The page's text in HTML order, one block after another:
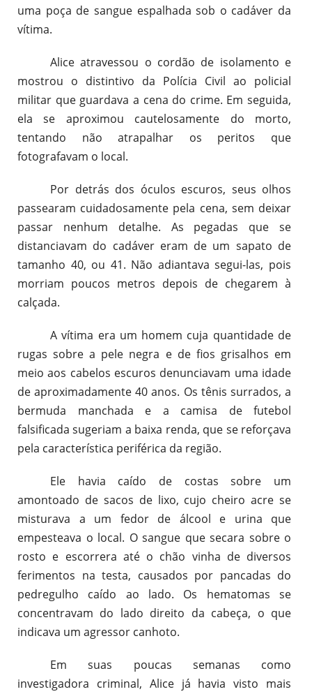
uma poça de sangue espalhada sob o cadáver da
vítima.
Alice atravessou o cordão de isolamento e
mostrou o distintivo da Polícia Civil ao policial
militar que guardava a cena do crime. Em seguida,
ela se aproximou cautelosamente do morto,
tentando não atrapalhar os peritos que
fotografavam o local.
Por detrás dos óculos escuros, seus olhos
passearam cuidadosamente pela cena, sem deixar
passar nenhum detalhe. As pegadas que se
distanciavam do cadáver eram de um sapato de
tamanho 40, ou 41. Não adiantava segui-las, pois
morriam poucos metros depois de chegarem à
calçada.
A vítima era um homem cuja quantidade de
rugas sobre a pele negra e de fios grisalhos em
meio aos cabelos escuros denunciavam uma idade
de aproximadamente 40 anos. Os tênis surrados, a
bermuda manchada e a camisa de futebol
falsificada sugeriam a baixa renda, que se reforçava
pela característica periférica da região.
Ele havia caído de costas sobre um
amontoado de sacos de lixo, cujo cheiro acre se
misturava a um fedor de álcool e urina que
empesteava o local. O sangue que secara sobre o
rosto e escorrera até o chão vinha de diversos
ferimentos na testa, causados por pancadas do
pedregulho caído ao lado. Os hematomas se
concentravam do lado direito da cabeça, o que
indicava um agressor canhoto.
Em suas poucas semanas como
investigadora criminal, Alice já havia visto mais